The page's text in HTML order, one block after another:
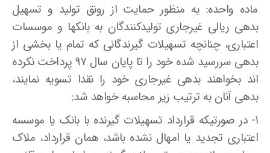
ماده واحده: به منظور حمایت از رونق تولید و تسهیل
بدهی ریالی غیرجاری تولیدکنندگان به بانکها و موسسات
اعتباری، چنانچه تسهیلات گیرندگانی که تمام یا بخشی از
بدهی سررسید شده خود را تا پایان سال ۹۷ پرداخت نکرده
اند بخواهند بدهی غیرجاری خود را نقدا تسویه نمایند،
بدهی آنان به ترتیب زیر محاسبه خواهد شد:
۱- در صورتیکه قرارداد تسهیلات گیرنده با بانک یا موسسه
اعتباری تجدید یا امهال نشده باشد، همان قرارداد، ملاک